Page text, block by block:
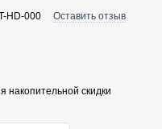
HD-000 Оставить отзыв
накопительной скидки